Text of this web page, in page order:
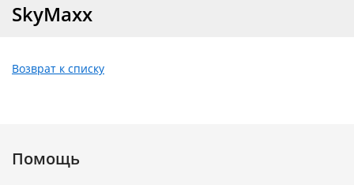
SkyMaxx
Возврат к списку
Помощь